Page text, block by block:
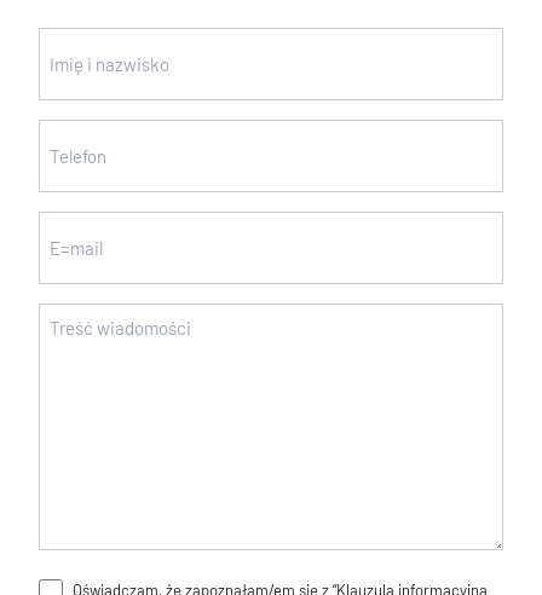
(wymagane)
Wiadomość
Oświadczam, że zapoznałam/em się z “Klauzulą informacyjną